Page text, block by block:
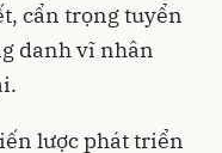
cẩn trọng tuyển
danh vĩ nhân
lược phát triển